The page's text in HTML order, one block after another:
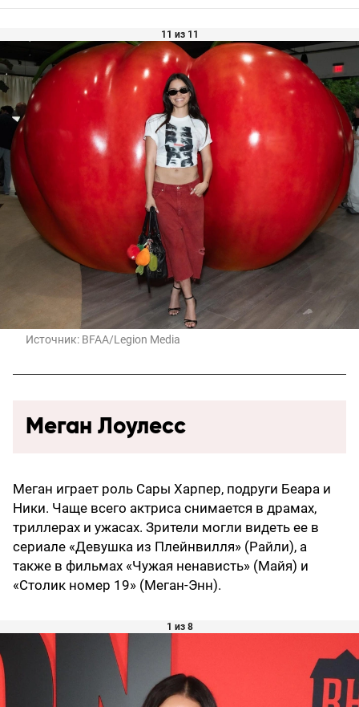
11 из 11
Источник: BFAA/Legion Media
Меган Лоулесс
Меган играет роль Сары Харпер, подруги Беара и
Ники. Чаще всего актриса снимается в драмах,
триллерах и ужасах. Зрители могли видеть ее в
сериале «Девушка из Плейнвилля» (Райли), а
также в фильмах «Чужая ненависть» (Майя) и
«Столик номер 19» (Меган-Энн).
1 из 8